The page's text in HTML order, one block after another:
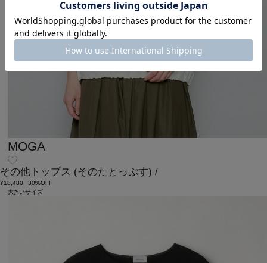
MOGA
その他トップス (そのたとっぷす) /
¥18,480
30%OFF
大きいサイズ